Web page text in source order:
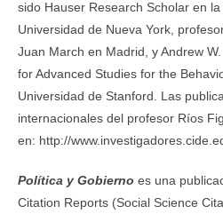
sido Hauser Research Scholar en
Universidad de Nueva York,
Juan March en Madrid, y Andrew
for Advanced Studies for the
Universidad de Stanford. Las
internacionales del profesor Ríos
en: http://
Política y Gobierno es una
Citation Reports (Social Science